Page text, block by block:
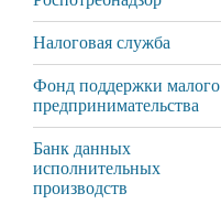
Налоговая служба
Фонд поддержки малого
предпринимательства
Банк данных
исполнительных
производств